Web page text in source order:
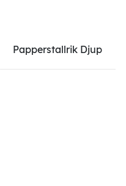
Papperstallrik Djup